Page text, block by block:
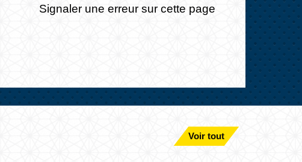
Signaler une erreur sur cette page
Voir tout